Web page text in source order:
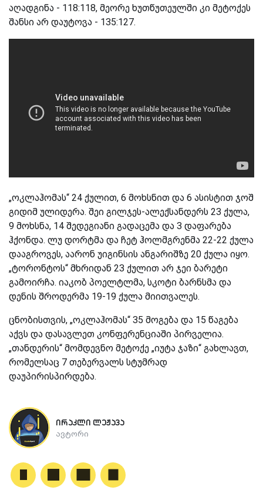
აღადგინა - 118:118, მეორე ხუთწუთეულში კი მეტოქეს
შანსი არ დაუტოვა - 135:127.
„ოკლაჰომას“ 24 ქულით, 6 მოხსნით და 6 ასისტით ჯოშ
გიდიმ ულიდერა. შეი გილჯეს-ალექსანდერს 23 ქულა,
9 მოხსნა, 14 შედეგიანი გადაცემა და 3 დაფარება
ჰქონდა. ლუ დორტმა და ჩეტ ჰოლმგრენმა 22-22 ქულა
დააგროვეს, აარონ უიგინსის ანგარიშზე 20 ქულა იყო.
„ტორონტოს“ მხრიდან 23 ქულით არ ჯეი ბარეტი
გამოირჩა. იაკობ პოელტლმა, სკოტი ბარნსმა და
დენის შროდერმა 19-19 ქულა მიითვალეს.
ცნობისთვის, „ოკლაჰომას“ 35 მოგება და 15 წაგება
აქვს და დასავლეთ კონფერენციაში პირველია.
„თანდერის“ მომდევნო მეტოქე „იუტა ჯაზი“ გახლავთ,
რომელსაც 7 თებერვალს სტუმრად
დაუპირისპირდება.
ირაკლი ლეჟავა
ავტორი